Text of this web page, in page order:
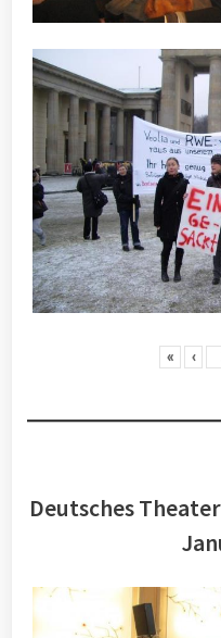
« ‹
Deutsches